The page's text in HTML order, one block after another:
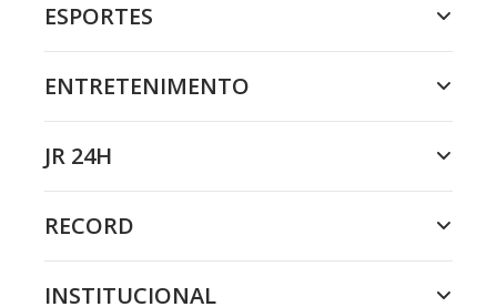
ESPORTES
ENTRETENIMENTO
JR 24H
RECORD
INSTITUCIONAL